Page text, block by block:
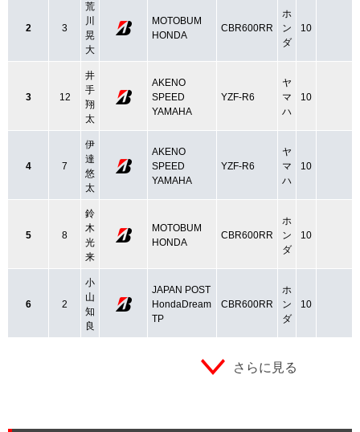
2 3
荒
川
晃
大
MOTOBUM
HONDA
CBR600RR
ホ
ン
ダ
10
3 12
井
手
翔
太
AKENO
SPEED
YAMAHA
YZF-R6
ヤ
マ
ハ
10
4 7
伊
達
悠
太
AKENO
SPEED
YAMAHA
YZF-R6
ヤ
マ
ハ
10
5 8
鈴
木
光
来
MOTOBUM
HONDA
CBR600RR
ホ
ン
ダ
10
6 2
小
山
知
良
JAPAN POST
HondaDream
TP
CBR600RR
ホ
ン
ダ
10
さらに見る